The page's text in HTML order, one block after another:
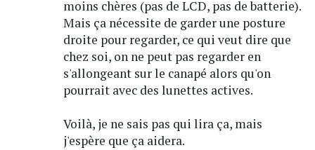
moins chères (pas de LCD, pas de batterie).
Mais ça nécessite de garder une posture
droite pour regarder, ce qui veut dire que
chez soi, on ne peut pas regarder en
s'allongeant sur le canapé alors qu'on
pourrait avec des lunettes actives.
Voilà, je ne sais pas qui lira ça, mais
j'espère que ça aidera.